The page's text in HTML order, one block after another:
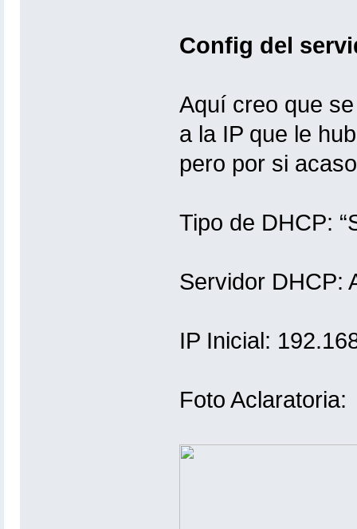
Config del
Aquí creo que
a la IP que le
pero por si
Tipo de DHCP:
Servidor DHCP:
IP Inicial:
Foto Aclaratoria: